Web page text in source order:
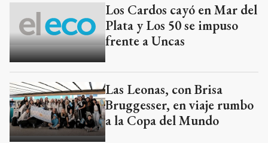
Los Cardos cayó en Mar del
Plata y Los 50 se impuso
frente a Uncas
Las Leonas, con Brisa
Bruggesser, en viaje rumbo
a la Copa del Mundo